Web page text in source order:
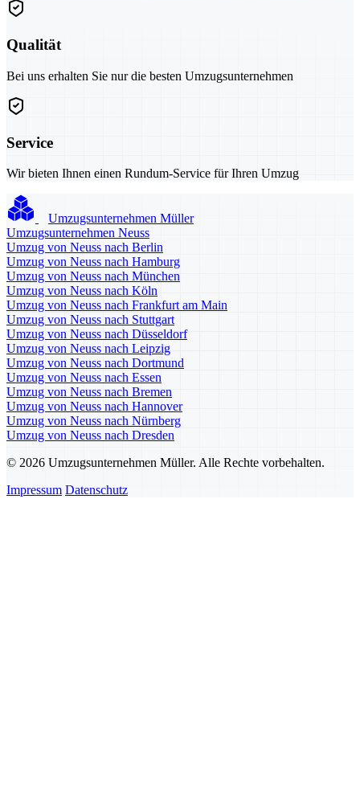
Qualität
Bei uns erhalten Sie nur die besten Umzugsunternehmen
Service
Wir bieten Ihnen einen Rundum-Service für Ihren Umzug
Umzugsunternehmen Müller
Umzugsunternehmen Neuss
Umzug von Neuss nach Berlin
Umzug von Neuss nach Hamburg
Umzug von Neuss nach München
Umzug von Neuss nach Köln
Umzug von Neuss nach Frankfurt am Main
Umzug von Neuss nach Stuttgart
Umzug von Neuss nach Düsseldorf
Umzug von Neuss nach Leipzig
Umzug von Neuss nach Dortmund
Umzug von Neuss nach Essen
Umzug von Neuss nach Bremen
Umzug von Neuss nach Hannover
Umzug von Neuss nach Nürnberg
Umzug von Neuss nach Dresden
© 2026 Umzugsunternehmen Müller. Alle Rechte vorbehalten.
Impressum Datenschutz